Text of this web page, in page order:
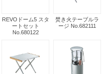
REVOドーム5 スタ
ートセット
No.680122
焚き火テーブルラ
ージ No.682111